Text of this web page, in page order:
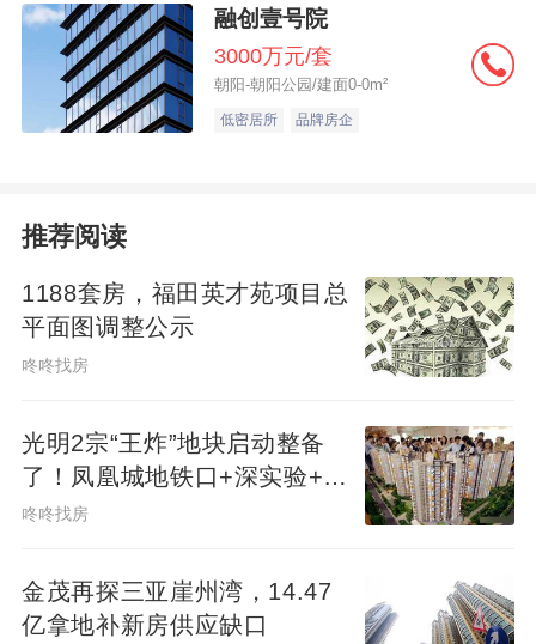
朝阳区北菜园CY00-0408-9001地块
融创壹号院
3000万元/套
朝阳-朝阳公园/建面0-0m²
低密居所 品牌房企
推荐阅读
1188套房，福田英才苑项目总
平面图调整公示
咚咚找房
光明2宗“王炸”地块启动整备
了！凤凰城地铁口+深实验+商
业环绕
咚咚找房
金茂再探三亚崖州湾，14.47
亿拿地补新房供应缺口